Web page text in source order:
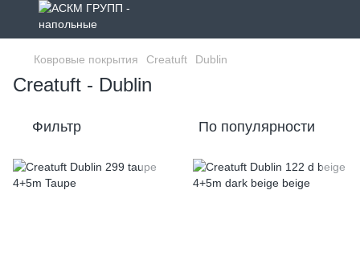
Ковровые покрытия Creatuft Dublin
Creatuft - Dublin
Фильтр По популярности